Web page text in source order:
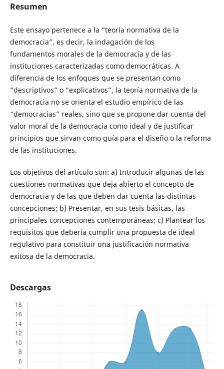
Resumen
Este ensayo pertenece a la “teoría normativa de la
democracia”, es decir, la indagación de los
fundamentos morales de la democracia y de las
instituciones caracterizadas como democráticas. A
diferencia de los enfoques que se presentan como
“descriptivos” o “explicativos”, la teoría normativa de la
democracia no se orienta el estudio empírico de las
“democracias” reales, sino que se propone dar cuenta del
valor moral de la democracia como ideal y de justificar
principios que sirvan como guía para el diseño o la reforma
de las instituciones.
Los objetivos del artículo son: a) Introducir algunas de las
cuestiones normativas que deja abierto el concepto de
democracia y de las que deben dar cuenta las distintas
concepciones; b) Presentar, en sus tesis básicas, las
principales concepciones contemporáneas; c) Plantear los
requisitos que debería cumplir una propuesta de ideal
regulativo para constituir una justificación normativa
exitosa de la democracia.
Descargas